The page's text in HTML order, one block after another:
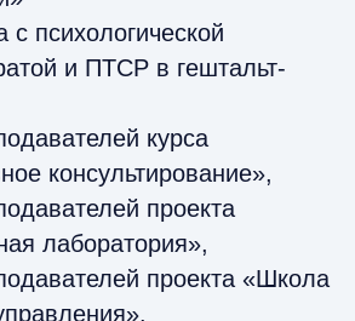
с психологической
и ПТСР в гештальт-
курса
консультирование»,
проекта
лаборатория»,
проекта «Школа